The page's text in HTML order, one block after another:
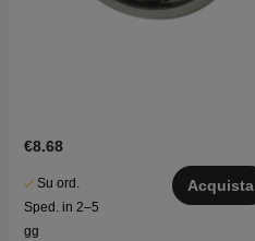
€8.68
Su ord.
Sped. in 2–5
gg
Acquista